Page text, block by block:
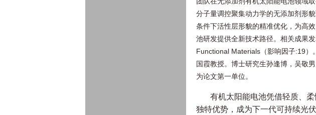
分子量调控聚集动力学的无添加剂形
条件下活性层形貌的精准优化，为高
池研发提供全新技术路径。相关成果
Functional Materials（影响因子:19）
国霞教授。博士研究生孙逢博，吴敬
为论文第一单位。
有机太阳能电池凭借轻质、
独特优势，成为下一代可持续光